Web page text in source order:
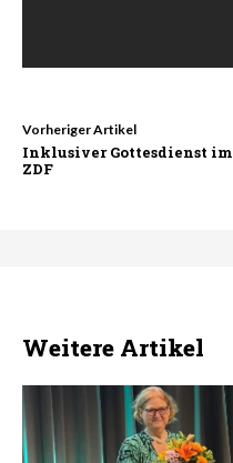
Vorheriger Artikel
Inklusiver Gottesdienst im
ZDF
Weitere Artikel